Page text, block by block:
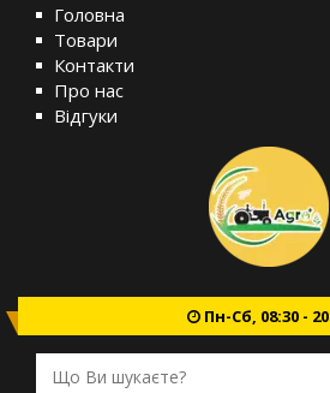
Головна
Товари
Контакти
Про нас
Відгуки
Пн-Сб, 08:30 -